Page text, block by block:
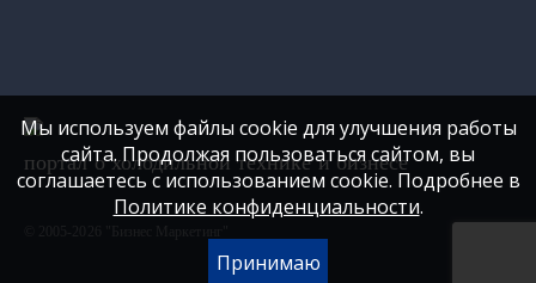
портал о холодильной технике и бизнесе
Мы используем файлы cookie для улучшения работы
сайта. Продолжая пользоваться сайтом, вы
соглашаетесь с использованием cookie. Подробнее в
Политике конфиденциальности.
Принимаю